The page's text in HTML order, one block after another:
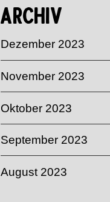
Archiv
Dezember 2023
November 2023
Oktober 2023
September 2023
August 2023